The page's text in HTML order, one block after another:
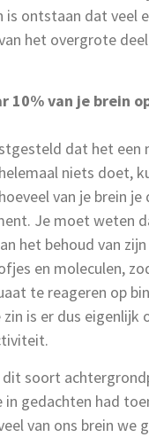
is ontstaan dat veel
het overgrote
10% van je brein
dat het een
niets doet,
van je brein
Je moet weten
het behoud van
en moleculen,
te reageren op
is er dus eigenlijk
soort
gedachten had
van ons brein we